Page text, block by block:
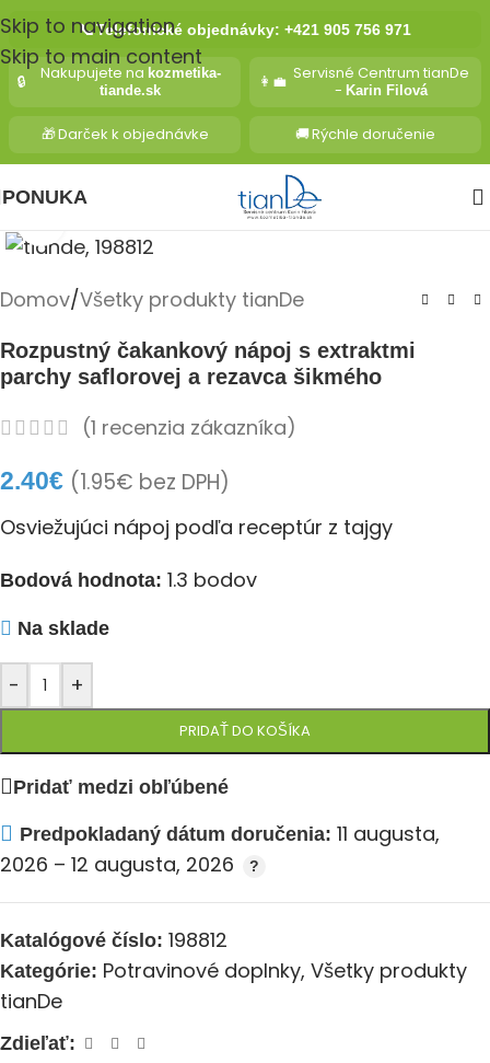
Skip to navigation
Skip to main content
📞Telefonické objednávky: +421 905 756 971
🔒 Nakupujete na kozmetika-
tiande.sk
👩‍💼 Servisné Centrum tianDe
- Karin Filová
🎁Darček k objednávke 🚚Rýchle doručenie
PONUKA
Domov/Všetky produkty tianDe
Rozpustný čakankový nápoj s extraktmi
parchy saflorovej a rezavca šikmého
(1 recenzia zákazníka)
2.40€ (1.95€ bez DPH)
Osviežujúci nápoj podľa receptúr z tajgy
Bodová hodnota: 1.3 bodov
Na sklade
- +
PRIDAŤ DO KOŠÍKA
Pridať medzi obľúbené
Predpokladaný dátum doručenia: 11 augusta,
2026 – 12 augusta, 2026
Katalógové číslo: 198812
Kategórie: Potravinové doplnky, Všetky produkty
tianDe
Zdieľať: